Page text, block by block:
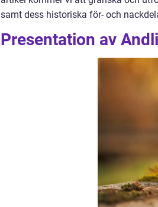
samt dess historiska för- och
Presentation av